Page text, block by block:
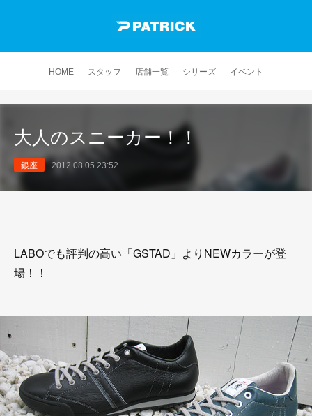
HOME スタッフ 店舗一覧 シリーズ イベント
大人のスニーカー！！
銀座 2012.08.05 23:52
LABOでも評判の高い「GSTAD」よりNEWカラーが登
場！！